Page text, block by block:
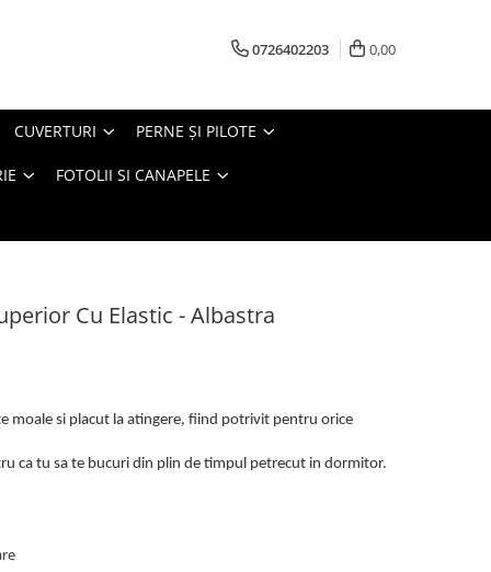
0726402203 0,00
CUVERTURI PERNE ŞI PILOTE
FOTOLII SI CANAPELE
Cu Elastic - Albastra
moale si placut la atingere, fiind potrivit pentru orice
ca tu sa te bucuri din plin de timpul petrecut in dormitor.